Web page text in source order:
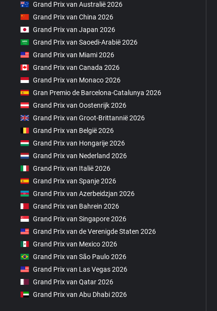
Grand Prix van Australië 2026
Grand Prix van China 2026
Grand Prix van Japan 2026
Grand Prix van Saoedi-Arabië 2026
Grand Prix van Miami 2026
Grand Prix van Canada 2026
Grand Prix van Monaco 2026
Gran Premio de Barcelona-Catalunya 2026
Grand Prix van Oostenrijk 2026
Grand Prix van Groot-Brittannië 2026
Grand Prix van België 2026
Grand Prix van Hongarije 2026
Grand Prix van Nederland 2026
Grand Prix van Italië 2026
Grand Prix van Spanje 2026
Grand Prix van Azerbeidzjan 2026
Grand Prix van Bahrein 2026
Grand Prix van Singapore 2026
Grand Prix van de Verenigde Staten 2026
Grand Prix van Mexico 2026
Grand Prix van São Paulo 2026
Grand Prix van Las Vegas 2026
Grand Prix van Qatar 2026
Grand Prix van Abu Dhabi 2026